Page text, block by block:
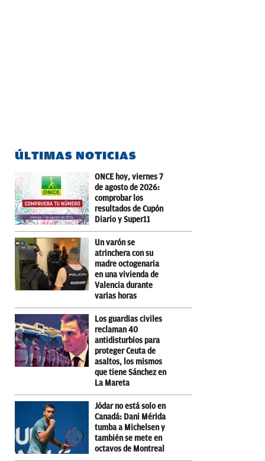
ÚLTIMAS NOTICIAS
ONCE hoy, viernes 7
de agosto de 2026:
comprobar los
resultados de Cupón
Diario y Super11
Un varón se
atrinchera con su
madre octogenaria
en una vivienda de
Valencia durante
varias horas
Los guardias civiles
reclaman 40
antidisturbios para
proteger Ceuta de
asaltos, los mismos
que tiene Sánchez en
La Mareta
Jódar no está solo en
Canadá: Dani Mérida
tumba a Michelsen y
también se mete en
octavos de Montreal